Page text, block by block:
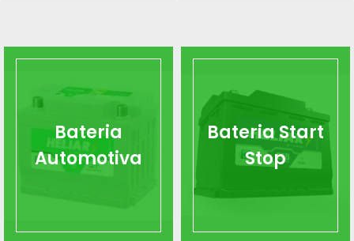
Bateria
Automotiva
Bateria Start
Stop